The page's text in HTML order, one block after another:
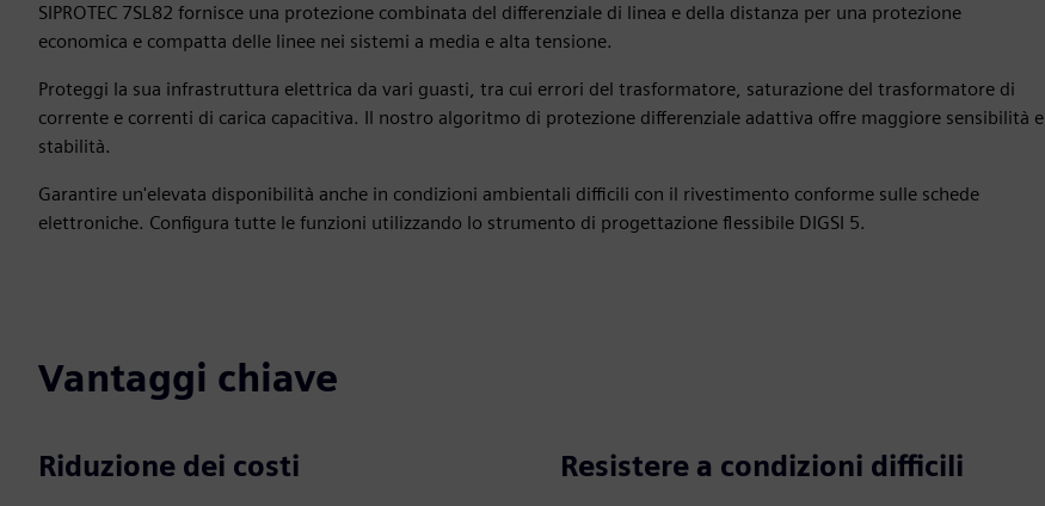
SIPROTEC 7SL82 fornisce una protezione combinata del differenziale di linea e della distanza per una protezione
economica e compatta delle linee nei sistemi a media e alta tensione.
Proteggi la sua infrastruttura elettrica da vari guasti, tra cui errori del trasformatore, saturazione del trasformatore di
corrente e correnti di carica capacitiva. Il nostro algoritmo di protezione differenziale adattiva offre maggiore sensibilità e
stabilità.
Garantire un'elevata disponibilità anche in condizioni ambientali difficili con il rivestimento conforme sulle schede
elettroniche. Configura tutte le funzioni utilizzando lo strumento di progettazione flessibile DIGSI 5.
Vantaggi chiave
Riduzione dei costi Resistere a condizioni difficili